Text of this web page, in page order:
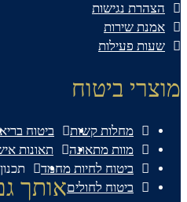
הצהרת נגישות
אמנת שירות
שעות פעילות
מוצרי ביטוח
מחלות קשות ביטוח
מוות מתאונה
תאונות
ביטוח לחיות מחמד
ביטוח לחוליםאותך